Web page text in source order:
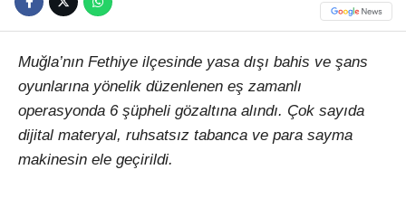
Muğla’nın Fethiye ilçesinde yasa dışı bahis ve şans
oyunlarına yönelik düzenlenen eş zamanlı
operasyonda 6 şüpheli gözaltına alındı. Çok sayıda
dijital materyal, ruhsatsız tabanca ve para sayma
makinesin ele geçirildi.